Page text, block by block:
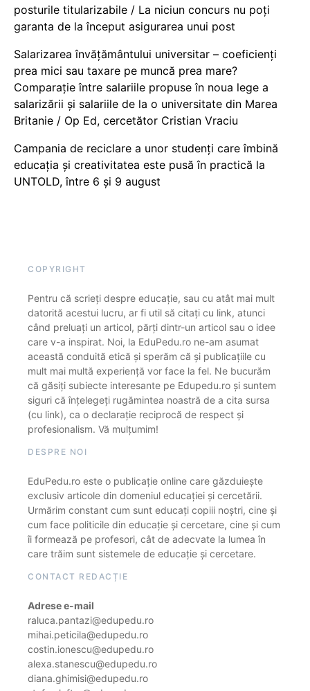
posturile titularizabile / La niciun concurs nu poți
garanta de la început asigurarea unui post
Salarizarea învățământului universitar – coeficienți
prea mici sau taxare pe muncă prea mare?
Comparație între salariile propuse în noua lege a
salarizării și salariile de la o universitate din Marea
Britanie / Op Ed, cercetător Cristian Vraciu
Campania de reciclare a unor studenți care îmbină
educația și creativitatea este pusă în practică la
UNTOLD, între 6 și 9 august
COPYRIGHT
Pentru că scrieți despre educație, sau cu atât mai mult
datorită acestui lucru, ar fi util să citați cu link, atunci
când preluați un articol, părți dintr-un articol sau o idee
care v-a inspirat. Noi, la EduPedu.ro ne-am asumat
această conduită etică și sperăm că și publicațiile cu
mult mai multă experiență vor face la fel. Ne bucurăm
că găsiți subiecte interesante pe Edupedu.ro și suntem
siguri că înțelegeți rugămintea noastră de a cita sursa
(cu link), ca o declarație reciprocă de respect și
profesionalism. Vă mulțumim!
DESPRE NOI
EduPedu.ro este o publicație online care găzduiește
exclusiv articole din domeniul educației și cercetării.
Urmărim constant cum sunt educați copiii noștri, cine și
cum face politicile din educație și cercetare, cine și cum
îi formează pe profesori, cât de adecvate la lumea în
care trăim sunt sistemele de educație și cercetare.
CONTACT REDACȚIE
Adrese e-mail
raluca.pantazi@edupedu.ro
mihai.peticila@edupedu.ro
costin.ionescu@edupedu.ro
alexa.stanescu@edupedu.ro
diana.ghimisi@edupedu.ro